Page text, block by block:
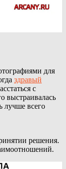
для
здравый
с
выстраивалась
лучше всего
решения.